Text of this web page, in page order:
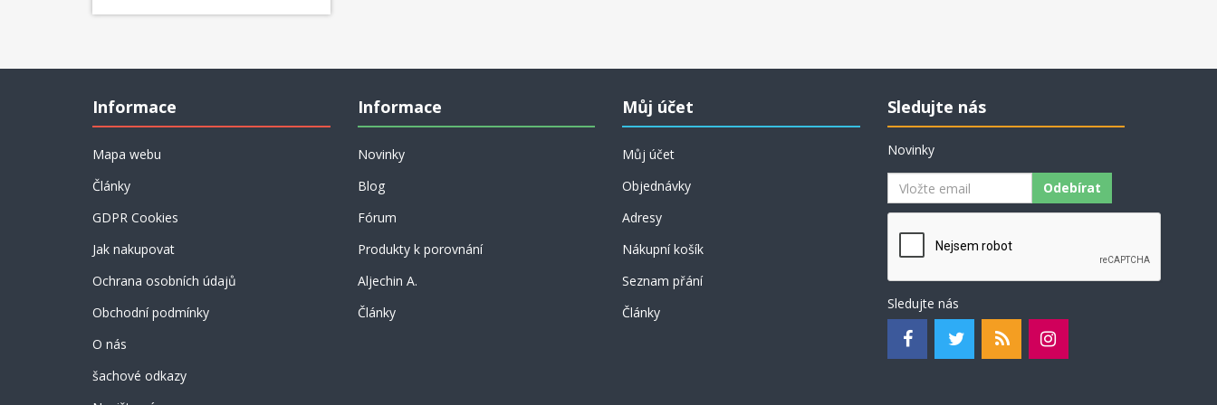
Informace
Mapa webu
Články
GDPR Cookies
Jak nakupovat
Ochrana osobních údajů
Obchodní podmínky
O nás
šachové odkazy
Informace
Novinky
Blog
Fórum
Produkty k porovnání
Aljechin A.
Články
Můj účet
Můj účet
Objednávky
Adresy
Nákupní košík
Seznam přání
Články
Sledujte nás
Novinky
Odebírat
Sledujte nás